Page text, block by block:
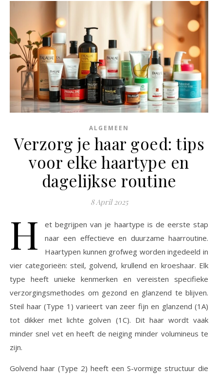
ALGEMEEN
Verzorg je haar goed: tips
voor elke haartype en
dagelijkse routine
8 April 2025
H
et begrijpen van je haartype is de eerste stap
naar een effectieve en duurzame haarroutine.
Haartypen kunnen grofweg worden ingedeeld in
vier categorieën: steil, golvend, krullend en kroeshaar. Elk
type heeft unieke kenmerken en vereisten specifieke
verzorgingsmethodes om gezond en glanzend te blijven.
Steil haar (Type 1) varieert van zeer fijn en glanzend (1A)
tot dikker met lichte golven (1C). Dit haar wordt vaak
minder snel vet en heeft de neiging minder volumineus te
zijn.
Golvend haar (Type 2) heeft een S-vormige structuur die